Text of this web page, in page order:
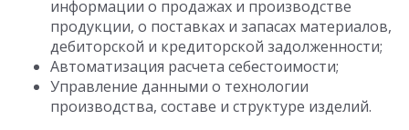
информации о продажах и производстве
продукции, о поставках и запасах материалов,
дебиторской и кредиторской задолженности;
Автоматизация расчета себестоимости;
Управление данными о технологии
производства, составе и структуре изделий.